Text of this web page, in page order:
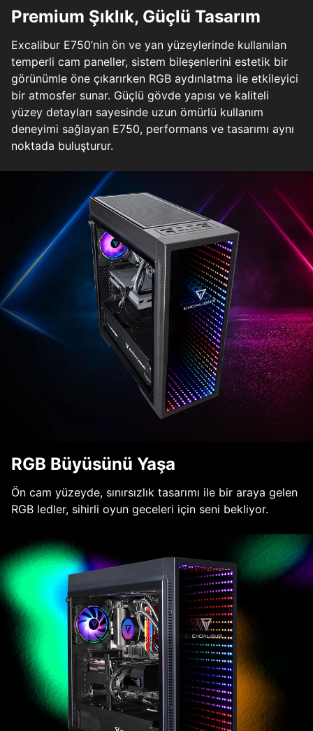
Premium Şıklık, Güçlü Tasarım
Excalibur E750’nin ön ve yan yüzeylerinde kullanılan
temperli cam paneller, sistem bileşenlerini estetik bir
görünümle öne çıkarırken RGB aydınlatma ile etkileyici
bir atmosfer sunar. Güçlü gövde yapısı ve kaliteli
yüzey detayları sayesinde uzun ömürlü kullanım
deneyimi sağlayan E750, performans ve tasarımı aynı
noktada buluşturur.
RGB Büyüsünü Yaşa
Ön cam yüzeyde, sınırsızlık tasarımı ile bir araya gelen
RGB ledler, sihirli oyun geceleri için seni bekliyor.